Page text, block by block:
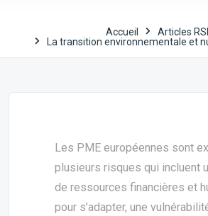
Accueil
Articles
La transition environnementale et
Les PME européennes sont
plusieurs risques qui incluent
de ressources financières et
pour s’adapter, une